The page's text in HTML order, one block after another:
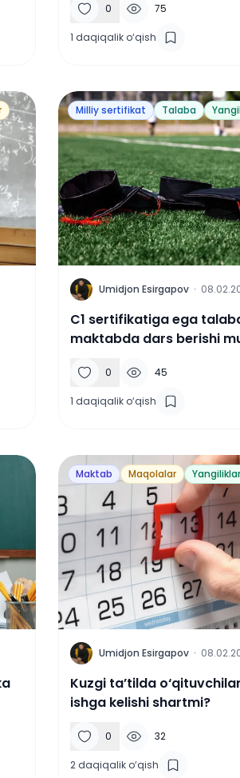
0 75
1 daqiqalik o‘qish
Milliy sertifikat Talaba
U Umidjon Esirgapov ·
C1 sertifikatiga ega
maktabda dars berishi
0 45
1 daqiqalik o‘qish
Maktab Maqolalar Yangiliklar
U Umidjon Esirgapov ·
Kuzgi ta’tilda o‘qituvchilar
ishga kelishi shartmi?
0 32
2 daqiqalik o‘qish